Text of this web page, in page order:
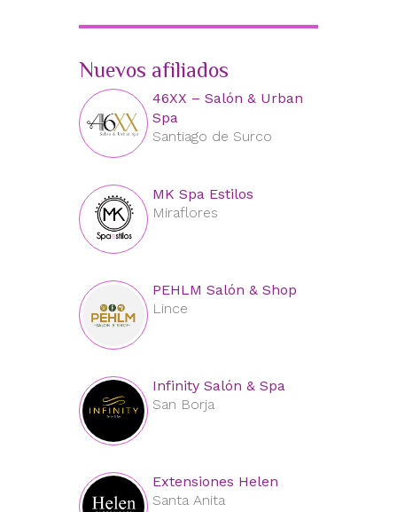
Nuevos afiliados
46XX – Salón & Urban
Spa
Santiago de Surco
MK Spa Estilos
Miraflores
PEHLM Salón & Shop
Lince
Infinity Salón & Spa
San Borja
Extensiones Helen
Santa Anita